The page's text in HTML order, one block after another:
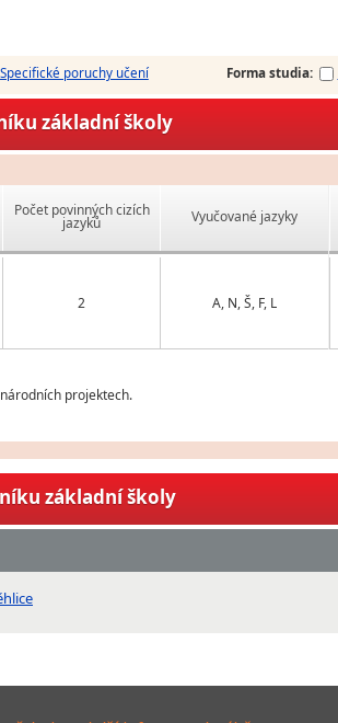
Specifické poruchy učení Forma studia:
základní školy
Počet povinných cizích
jazyků Vyučované jazyky
2 A, N, Š, F, L
projektech.
základní školy